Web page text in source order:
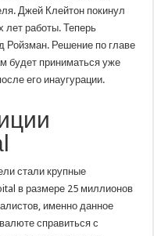
Джей Клейтон покинул
лет работы. Теперь
Ройзман. Решение по главе
будет приниматься уже
его инаугурации.
стали крупные
в размере 25 миллионов
именно данное
справиться с